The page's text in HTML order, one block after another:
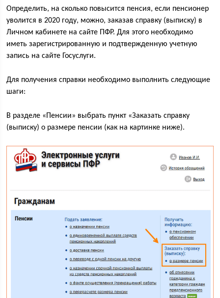
Определить, на сколько повысится пенсия, если пенсионер
уволится в 2020 году, можно, заказав справку (выписку) в
Личном кабинете на сайте ПФР. Для этого необходимо
иметь зарегистрированную и подтвержденную учетную
запись на сайте Госуслуги.
Для получения справки необходимо выполнить следующие
шаги:
В разделе «Пенсии» выбрать пункт «Заказать справку
(выписку) о размере пенсии (как на картинке ниже).